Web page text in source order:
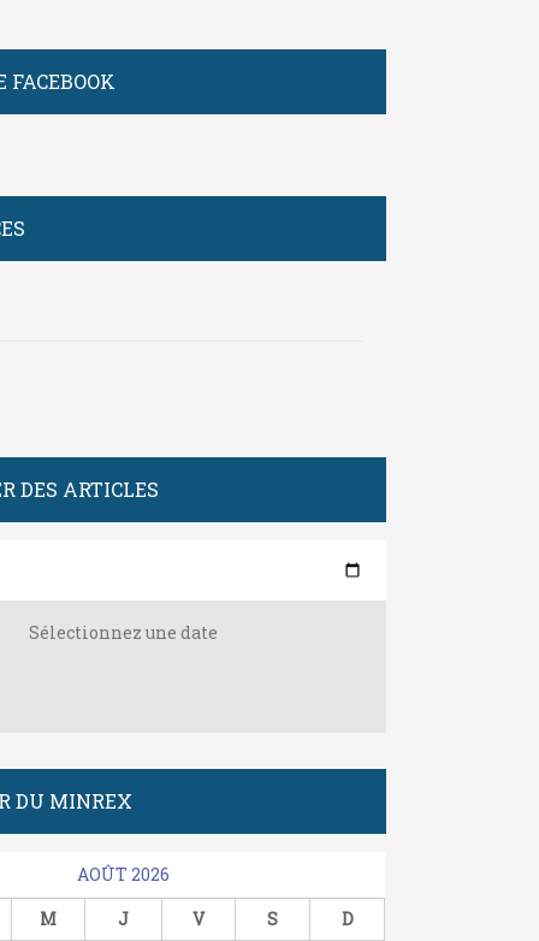
FACEBOOK
DES ARTICLES
Sélectionnez une date
DU MINREX
AOÛT 2026
M J V S
D